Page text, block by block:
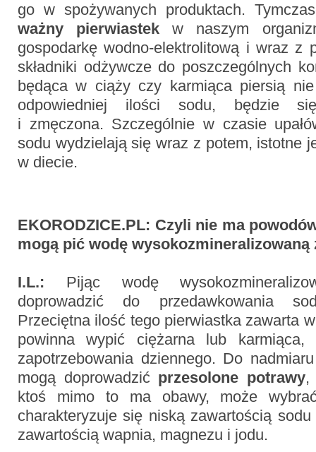
go w spożywanych produktach.
ważny pierwiastek w naszym
gospodarkę wodno-elektrolitową i wraz z
składniki odżywcze do poszczególnych
będąca w ciąży czy karmiąca piersią
odpowiedniej ilości sodu, będzie
i zmęczona. Szczególnie w czasie
sodu wydzielają się wraz z potem, istotne
w diecie.
EKORODZICE.PL: Czyli nie ma
mogą pić wodę wysokozmineralizowaną
I.L.: Pijąc wodę
doprowadzić do przedawkowania
Przeciętna ilość tego pierwiastka zawarta
powinna wypić ciężarna lub
zapotrzebowania dziennego. Do
mogą doprowadzić przesolone potrawy,
ktoś mimo to ma obawy, może
charakteryzuje się niską zawartością
zawartością wapnia, magnezu i jodu.